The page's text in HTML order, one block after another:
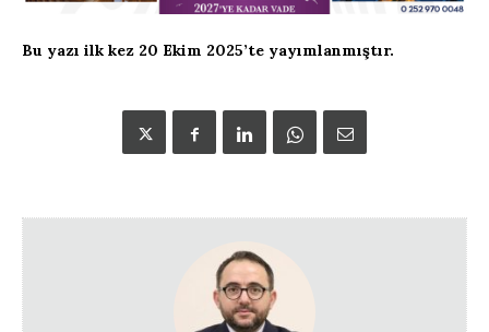
Bu yazı ilk kez 20 Ekim 2025’te yayımlanmıştır.